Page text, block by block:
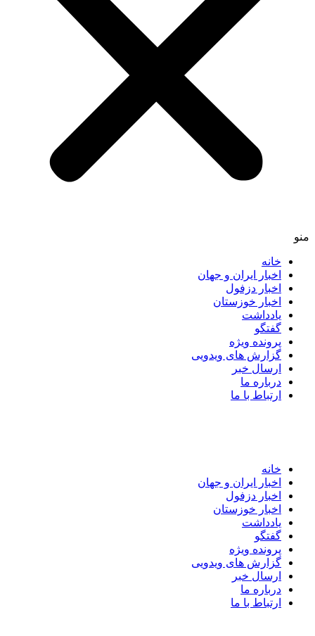
منو
خانه
اخبار ایران و جهان
اخبار دزفول
اخبار خوزستان
یادداشت
گفتگو
پرونده ویژه
گزارش های ویدویی
ارسال خبر
درباره ما
ارتباط با ما
خانه
اخبار ایران و جهان
اخبار دزفول
اخبار خوزستان
یادداشت
گفتگو
پرونده ویژه
گزارش های ویدویی
ارسال خبر
درباره ما
ارتباط با ما